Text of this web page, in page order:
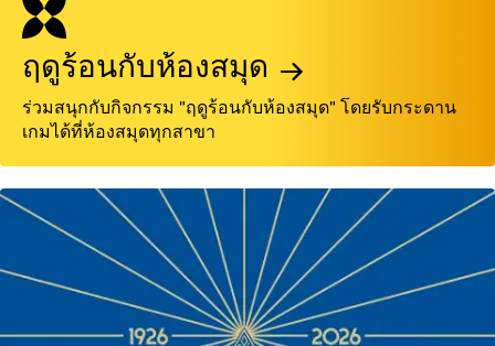
ฤดูร้อนกับห้องสมุด
ร่วมสนุกกับกิจกรรม "ฤดูร้อนกับห้องสมุด" โดยรับกระดาน
เกมได้ที่ห้องสมุดทุกสาขา